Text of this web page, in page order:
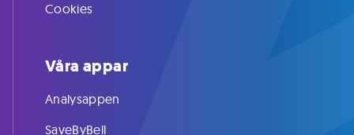
Cookies
Våra appar
Analysappen
SaveByBell